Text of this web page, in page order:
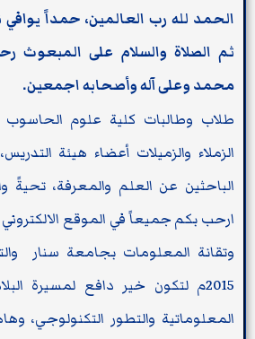
الحمد لله رب العالمين، حمداً
ثم الصلاة والسلام على المبعوث
محمد وعلى آله وأصحابه اجمعين.
طلاب وطالبات كلية علوم الحاسوب
الزملاء والزميلات أعضاء هيئة
الباحثين عن العلم والمعرفة، تحيةً
ارحب بكم جميعاً في الموقع
وتقانة المعلومات بجامعة سنار
2015م لتكون خير دافع لمسيرة
المعلوماتية والتطور التكنولوجي،